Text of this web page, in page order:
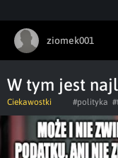
ziomek001
W tym jest
Ciekawostki #polityka